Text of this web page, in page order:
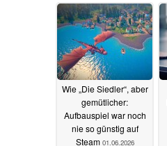
Wie „Die Siedler“, aber
gemütlicher:
Aufbauspiel war noch
nie so günstig auf
Steam 01.06.2026